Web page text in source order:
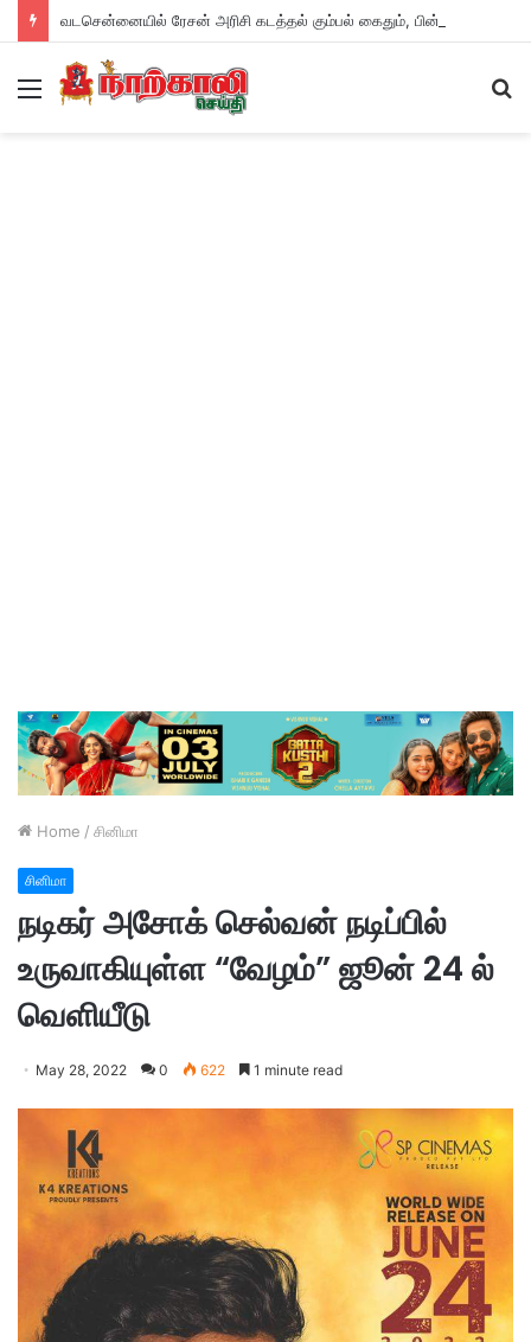
Menu
Home / சினிமா
சினிமா
நடிகர் அசோக் செல்வன் நடிப்பில்
உருவாகியுள்ள “வேழம்” ஜூன் 24 ல்
வெளியீடு
May 28, 2022 0 622 1 minute read